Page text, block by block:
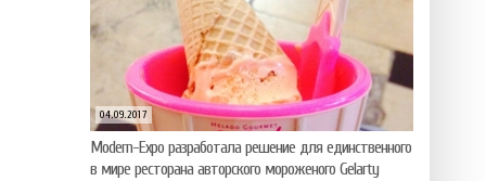
04.09.2017
Modern-Expo разработала решение для единственного
в мире ресторана авторского мороженого Gelarty